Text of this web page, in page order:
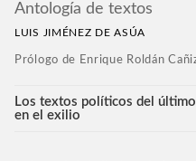
Antología de textos
LUIS JIMÉNEZ DE ASÚA
Prólogo de Enrique Roldán
Los textos políticos del
en el exilio